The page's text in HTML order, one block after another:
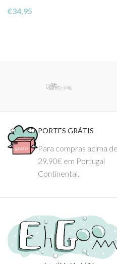
€34,95
PORTES GRÁTIS
Para compras acima de
29.90€ em Portugal
Continental.